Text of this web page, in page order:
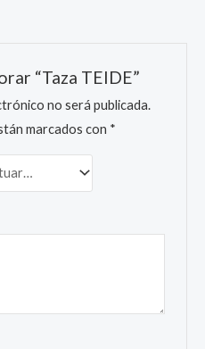
“Taza TEIDE”
no será publicada.
marcados con *